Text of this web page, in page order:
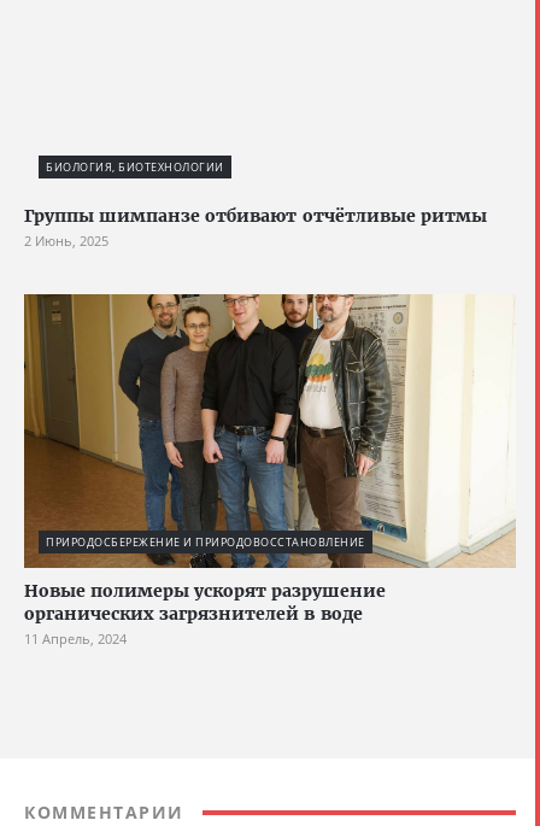
БИОЛОГИЯ, БИОТЕХНОЛОГИИ
Группы шимпанзе отбивают отчётливые ритмы
2 Июнь, 2025
ПРИРОДОСБЕРЕЖЕНИЕ И ПРИРОДОВОССТАНОВЛЕНИЕ
Новые полимеры ускорят разрушение
органических загрязнителей в воде
11 Апрель, 2024
КОММЕНТАРИИ